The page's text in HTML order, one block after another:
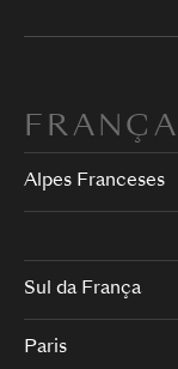
FRANÇA
Alpes Franceses
Sul da França
Paris